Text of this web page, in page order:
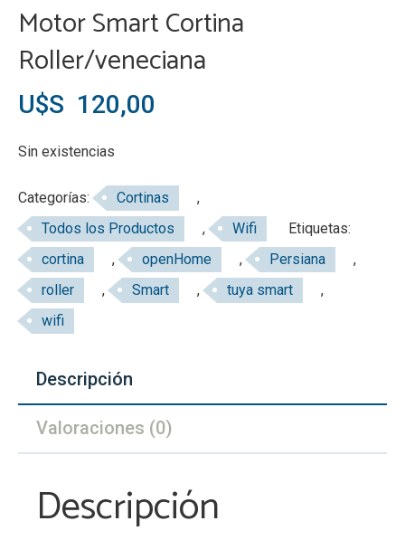
Motor Smart Cortina
Roller/veneciana
U$S 120,00
Sin existencias
Categorías: Cortinas
,
Todos los Productos
, Wifi
Etiquetas:
cortina
, openHome , Persiana
,
roller
, Smart , tuya smart
,
wifi
Descripción
Valoraciones (0)
Descripción